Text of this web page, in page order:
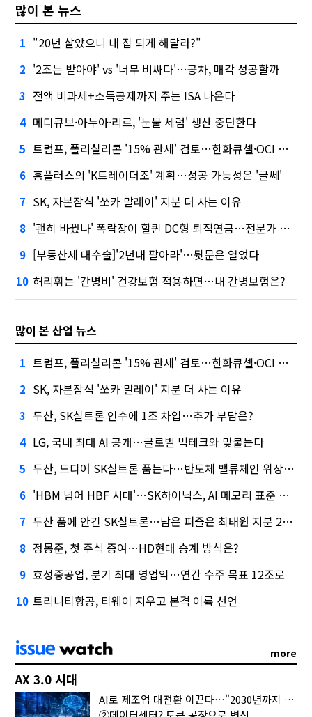
많이 본 뉴스
1 "20년 살았으니 내 집 되게 해달라?"
2 '2조는 받아야' vs '너무 비싸다'…공차, 매각 성공할까
3 전액 비과세+소득공제까지 주는 ISA 나온다
4 메디큐브·아누아·리르, '눈물 세럼' 생산 중단한다
5 트럼프, 폴리실리콘 '15% 관세' 검토…한화큐셀·OCI 영향은?
6 홈플러스의 'K트레이더조' 계획…성공 가능성은 '글쎄'
7 SK, 자본잠식 '쏘카 말레이' 지분 더 사는 이유
8 '괜히 바꿨나' 폭락장이 할퀸 DC형 퇴직연금…전문가 조언은
9 [부동산세 대수술]'2년내 팔아라'…뒷문은 열었다
10 허리휘는 '간병비' 건강보험 적용하면…내 간병보험은?
많이 본 산업 뉴스
1 트럼프, 폴리실리콘 '15% 관세' 검토…한화큐셀·OCI 영향은?
2 SK, 자본잠식 '쏘카 말레이' 지분 더 사는 이유
3 두산, SK실트론 인수에 1조 차입…추가 부담은?
4 LG, 국내 최대 AI 공개…글로벌 빅테크와 맞붙는다
5 두산, 드디어 SK실트론 품는다…반도체 밸류체인 위상 강화
6 'HBM 넘어 HBF 시대'…SK하이닉스, AI 메모리 표준 선점 나섰다
7 두산 품에 안긴 SK실트론…남은 퍼즐은 최태원 지분 29.4%
8 정몽준, 첫 주식 증여…HD현대 승계 방식은?
9 효성중공업, 분기 최대 영업익…연간 수주 목표 12조로
10 트리니티항공, 티웨이 지우고 본격 이륙 선언
more
AX 3.0 시대
AI로 제조업 대전환 이끈다…"2030년까지 민관합동 20조 투자"